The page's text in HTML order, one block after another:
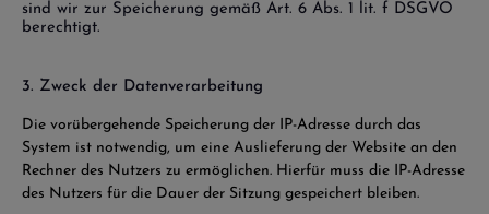
sind wir zur Speicherung gemäß Art. 6 Abs. 1 lit. f DSGVO
berechtigt.
3. Zweck der Datenverarbeitung
Die vorübergehende Speicherung der IP-Adresse durch das
System ist notwendig, um eine Auslieferung der Website an den
Rechner des Nutzers zu ermöglichen. Hierfür muss die IP-Adresse
des Nutzers für die Dauer der Sitzung gespeichert bleiben.